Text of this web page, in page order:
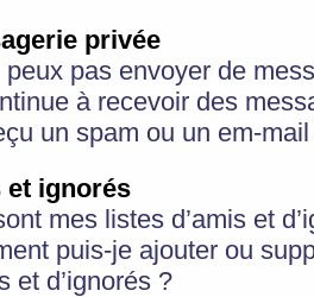
privée
peux pas envoyer de
à recevoir des
un spam ou un em-
et ignorés
mes listes d’amis et
puis-je ajouter ou
et d’ignorés ?